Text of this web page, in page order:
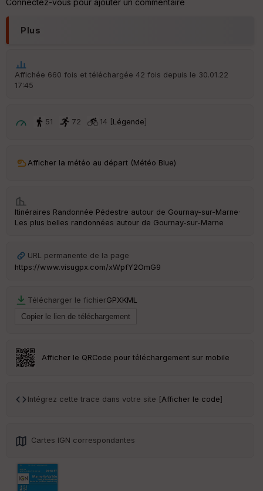
Connectez-vous pour ajouter un commentaire
Plus
Affichée 660 fois et téléchargée 42 fois depuis le 30.01.22
17:45
51 72 14 [Légende]
Afficher la météo au départ (Météo Blue)
Itinéraires Randonnée Pédestre autour de Gournay-sur-Marne·
Les plus belles randonnées autour de Gournay-sur-Marne
URL permanente de la page
https://www.visugpx.com/xWpfY2OmG9
Télécharger le fichierGPXKML
Afficher le QRCode pour téléchargement sur mobile
Intégrez cette trace dans votre site [Afficher le code]
Cartes IGN correspondantes